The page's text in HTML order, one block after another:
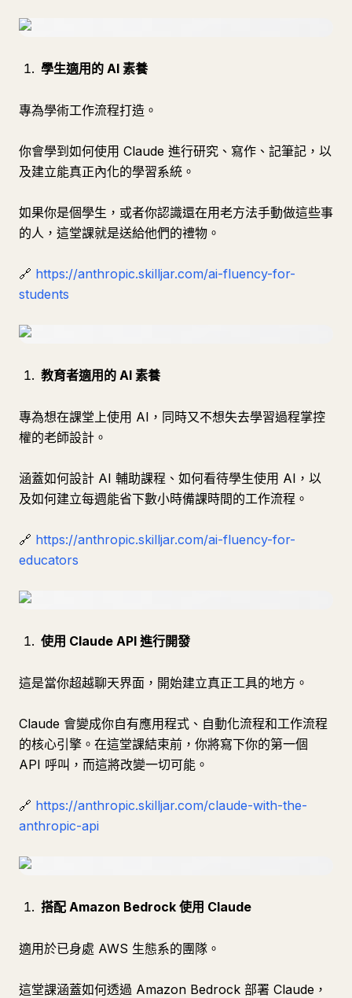
學生適用的 AI 素養
專為學術工作流程打造。
你會學到如何使用 Claude 進行研究、寫作、記筆記，以
及建立能真正內化的學習系統。
如果你是個學生，或者你認識還在用老方法手動做這些事
的人，這堂課就是送給他們的禮物。
🔗 https://anthropic.skilljar.com/ai-fluency-for-
students
教育者適用的 AI 素養
專為想在課堂上使用 AI，同時又不想失去學習過程掌控
權的老師設計。
涵蓋如何設計 AI 輔助課程、如何看待學生使用 AI，以
及如何建立每週能省下數小時備課時間的工作流程。
🔗 https://anthropic.skilljar.com/ai-fluency-for-
educators
使用 Claude API 進行開發
這是當你超越聊天界面，開始建立真正工具的地方。
Claude 會變成你自有應用程式、自動化流程和工作流程
的核心引擎。在這堂課結束前，你將寫下你的第一個
API 呼叫，而這將改變一切可能。
🔗 https://anthropic.skilljar.com/claude-with-the-
anthropic-api
搭配 Amazon Bedrock 使用 Claude
適用於已身處 AWS 生態系的團隊。
這堂課涵蓋如何透過 Amazon Bedrock 部署 Claude，